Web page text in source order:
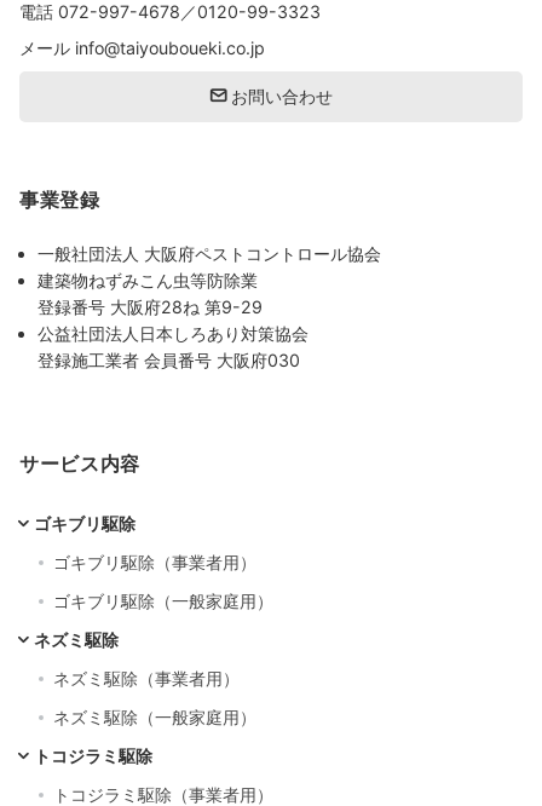
電話 072-997-4678 ／0120-99-3323
メール info@taiyouboueki.co.jp
お問い合わせ
事業登録
一般社団法人 大阪府ペストコントロール協会
建築物ねずみこん虫等防除業
登録番号 大阪府28ね 第9-29
公益社団法人日本しろあり対策協会
登録施工業者 会員番号 大阪府030
サービス内容
ゴキブリ駆除
ゴキブリ駆除（事業者用）
ゴキブリ駆除（一般家庭用）
ネズミ駆除
ネズミ駆除（事業者用）
ネズミ駆除（一般家庭用）
トコジラミ駆除
トコジラミ駆除（事業者用）